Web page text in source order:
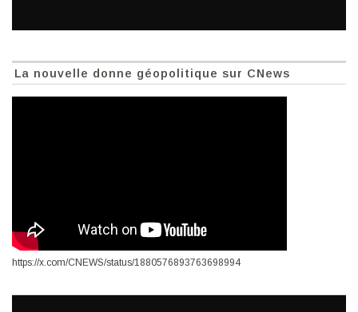
La nouvelle donne géopolitique sur CNews
https://x.com/CNEWS/status/1880576893763698994